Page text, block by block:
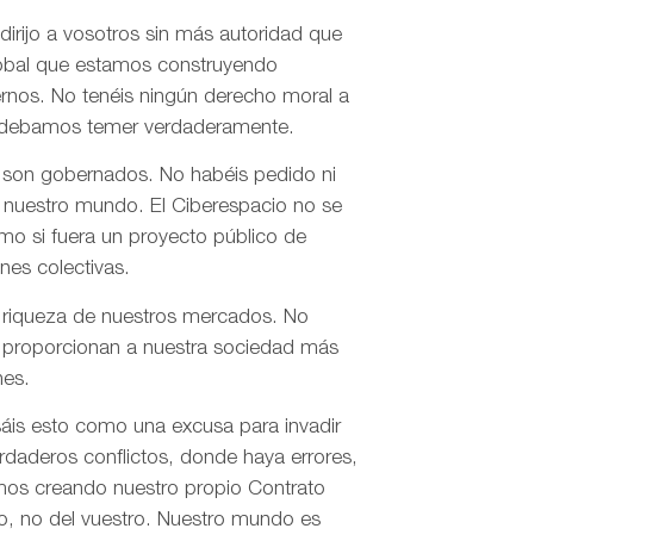
a vosotros sin más autoridad que
que estamos construyendo
No tenéis ningún derecho moral a
temer verdaderamente.
gobernados. No habéis pedido ni
mundo. El Ciberespacio no se
si fuera un proyecto público de
colectivas.
de nuestros mercados. No
a nuestra sociedad más
esto como una excusa para invadir
conflictos, donde haya errores,
creando nuestro propio Contrato
no del vuestro. Nuestro mundo es